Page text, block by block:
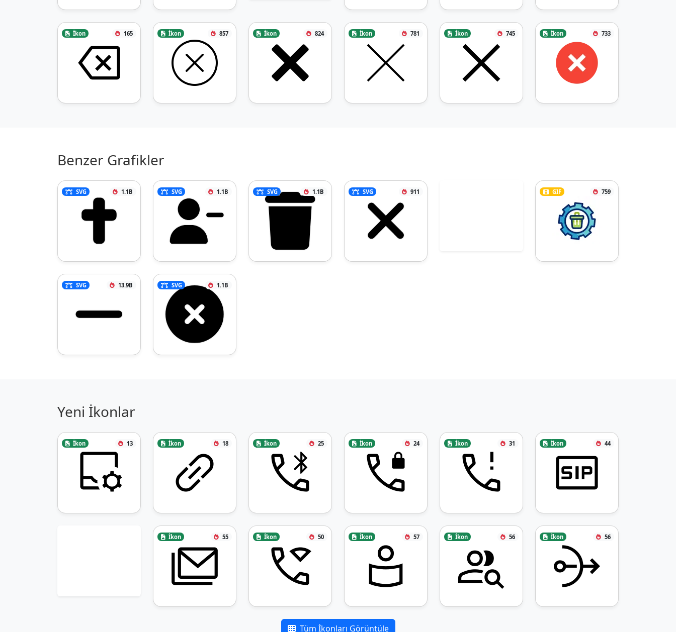
İkon 165 İkon 857 İkon 824 İkon 781 İkon 745 İkon 733
Benzer Grafikler
SVG 1.1B SVG 1.1B SVG 1.1B SVG 911 GIF 759
SVG 13.9B SVG 1.1B
Yeni İkonlar
İkon 13 İkon 18 İkon 25 İkon 24 İkon 31 İkon 44
İkon 55 İkon 50 İkon 57 İkon 56 İkon 56
Tüm İkonları Görüntüle